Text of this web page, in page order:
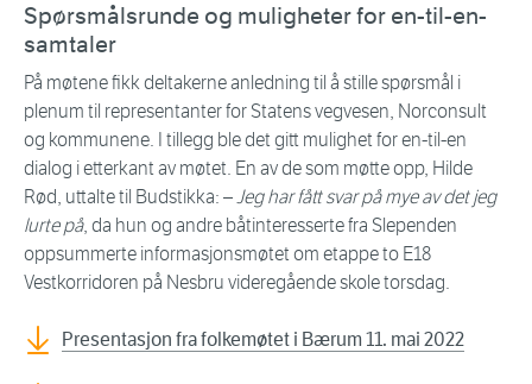
Spørsmålsrunde og muligheter for en-til-en-
samtaler
På møtene fikk deltakerne anledning til å stille spørsmål i
plenum til representanter for Statens vegvesen, Norconsult
og kommunene. I tillegg ble det gitt mulighet for en-til-en
dialog i etterkant av møtet. En av de som møtte opp, Hilde
Rød, uttalte til Budstikka: –Jeg har fått svar på mye av det jeg
lurte på, da hun og andre båtinteresserte fra Slependen
oppsummerte informasjonsmøtet om etappe to E18
Vestkorridoren på Nesbru videregående skole torsdag.
Presentasjon fra folkemøtet i Bærum 11. mai 2022